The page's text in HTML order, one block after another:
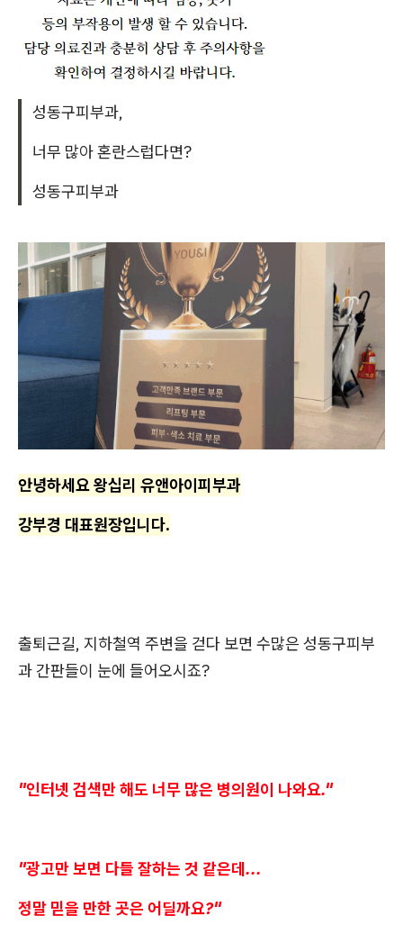
성동구피부과,
너무 많아 혼란스럽다면?
성동구피부과
안녕하세요 왕십리 유앤아이피부과
강부경 대표원장입니다.
출퇴근길, 지하철역 주변을 걷다 보면 수많은 성동구피부
과 간판들이 눈에 들어오시죠?
"인터넷 검색만 해도 너무 많은 병의원이 나와요."
"광고만 보면 다들 잘하는 것 같은데...
정말 믿을 만한 곳은 어딜까요?"